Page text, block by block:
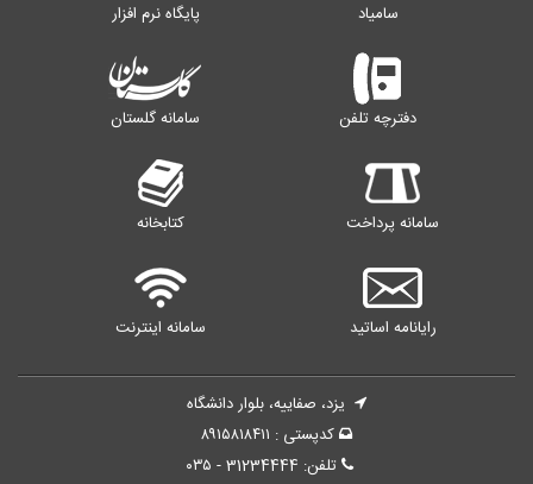
سامیاد پایگاه نرم افزار
دفترچه تلفن سامانه گلستان
سامانه پرداخت کتابخانه
رایانامه اساتید سامانه اینترنت
یزد، صفاییه، بلوار دانشگاه
کدپستی : ۸۹۱۵۸۱۸۴۱۱
تلفن: 31234444 - ۰۳۵